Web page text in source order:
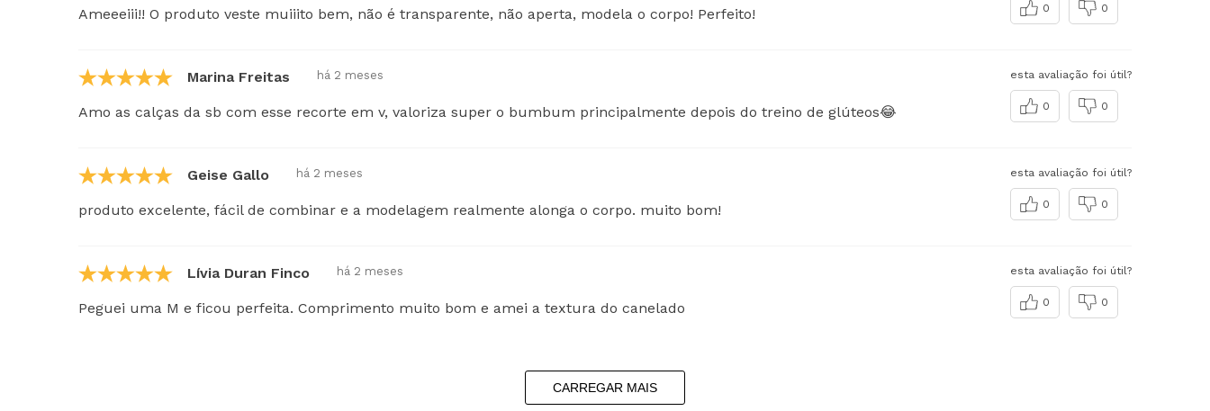
Ameeeiii!! O produto veste muiiito bem, não é transparente, não aperta, modela o corpo! Perfeito! 0 0
Marina Freitas há 2 meses
Amo as calças da sb com esse recorte em v, valoriza super o bumbum principalmente depois do treino de glúteos😂
esta avaliação foi útil?
0 0
Geise Gallo há 2 meses
produto excelente, fácil de combinar e a modelagem realmente alonga o corpo. muito bom!
esta avaliação foi útil?
0 0
Lívia Duran Finco há 2 meses
Peguei uma M e ficou perfeita. Comprimento muito bom e amei a textura do canelado
esta avaliação foi útil?
0 0
CARREGAR MAIS